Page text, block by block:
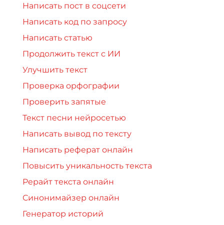
Написать пост в соцсети
Написать код по запросу
Написать статью
Продолжить текст с ИИ
Улучшить текст
Проверка орфографии
Проверить запятые
Текст песни нейросетью
Написать вывод по тексту
Написать реферат онлайн
Повысить уникальность текста
Рерайт текста онлайн
Синонимайзер онлайн
Генератор историй